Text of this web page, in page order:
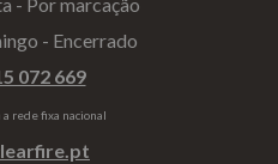
- Por marcação
- Encerrado
072 669
a rede fixa nacional